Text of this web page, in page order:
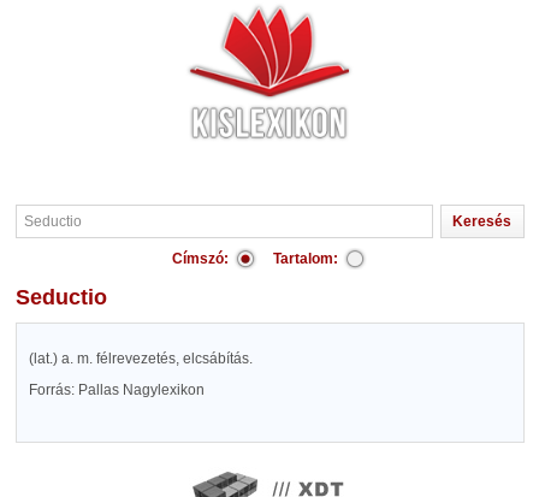
Címszó: Tartalom:
Seductio
(lat.) a. m. félrevezetés, elcsábítás.
Forrás: Pallas Nagylexikon